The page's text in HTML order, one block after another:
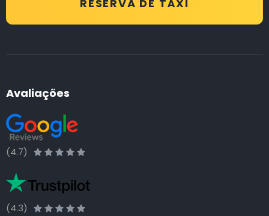
RESERVA DE TÁXI
Avaliações
(4.7)
(4.3)